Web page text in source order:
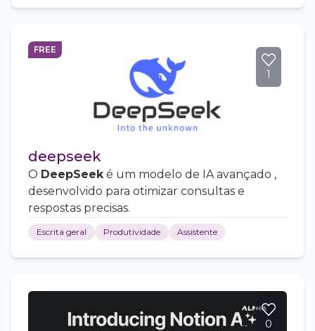
FREE
1
deepseek
O DeepSeeké um modelo de IA avançado ,
desenvolvido para otimizar consultas e
respostas precisas.
Escrita geral Produtividade Assistente
0